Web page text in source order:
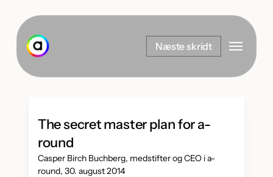
hovedindhold
Næste skridt Menu
The secret master plan for a-
round
Casper Birch Buchberg, medstifter og CEO i a-
round, 30. august 2014